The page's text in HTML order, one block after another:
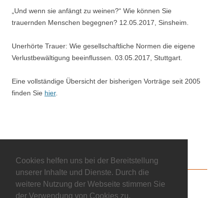
Cookies helfen uns bei der Bereitstellung
unserer Inhalte und Dienste. Durch die
weitere Nutzung der Webseite stimmen Sie
der Verwendung von Cookies zu.
„Und wenn sie anfängt zu weinen?“ Wie können Sie
trauernden Menschen begegnen? 12.05.2017, Sinsheim.
Unerhörte Trauer: Wie gesellschaftliche Normen die eigene
Verlustbewältigung beeinflussen. 03.05.2017, Stuttgart.
Eine vollständige Übersicht der bisherigen Vorträge seit 2005
finden Sie hier.
NEWSLETTER EMPFEHLENSWERT
IMPRESSUM